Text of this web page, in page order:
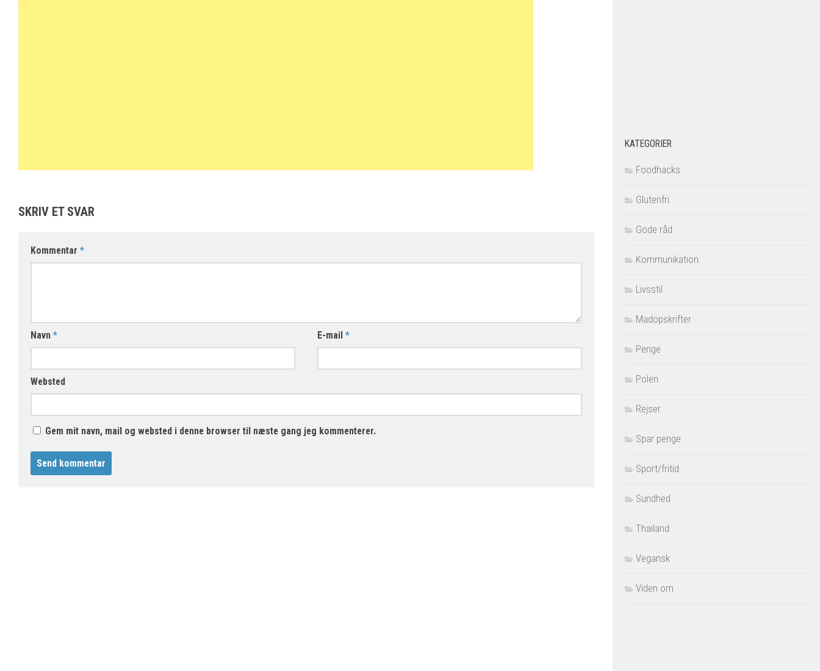
SKRIV ET SVAR
Kommentar *
Navn * E-mail*
Websted
Gem mit navn, mail og websted i denne browser til næste gang jeg kommenterer.
KATEGORIER
Foodhacks
Glutenfri
Gode råd
Kommunikation
Livsstil
Madopskrifter
Penge
Polen
Rejser
Spar penge
Sport/fritid
Sundhed
Thailand
Vegansk
Viden om